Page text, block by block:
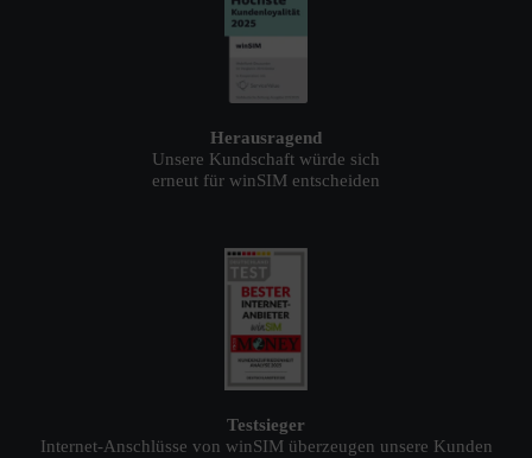
Herausragend
Unsere Kundschaft würde sich
erneut für winSIM entscheiden
Testsieger
Internet-Anschlüsse von winSIM überzeugen unsere Kunden